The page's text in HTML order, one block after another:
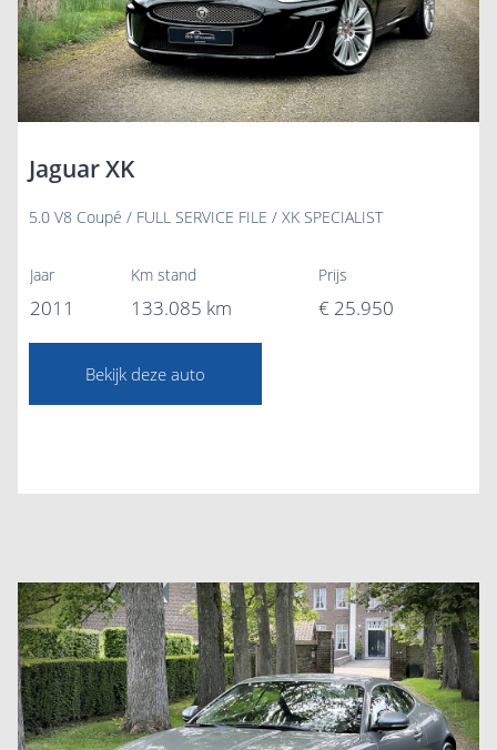
Jaguar XK
5.0 V8 Coupé / FULL SERVICE FILE / XK SPECIALIST
Jaar
2011
Km stand
133.085 km
Prijs
€ 25.950
Bekijk deze auto